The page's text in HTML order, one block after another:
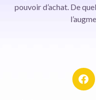
pouvoir d’achat. De